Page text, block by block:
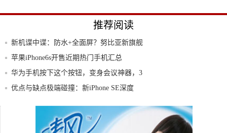
推荐阅读
新机谍中谍：防水+全面屏？努比亚新旗舰
亮点多
苹果iPhone6s开售近期热门手机汇总
华为手机按下这个按钮，变身会议神器，3
小时会
优点与缺点极端碰撞：新iPhone SE深度
108000000像素超高清镜头，手机的摄像